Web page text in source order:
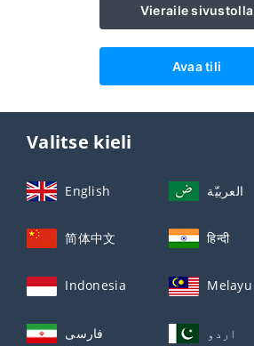
Vieraile sivustolla
Avaa tili
Valitse kieli
English العربيّة
简体中文 हिन्दी
Indonesia Melayu
فارسی اردو